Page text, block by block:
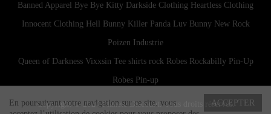
Banned Apparel Bye Bye Kitty Darkside Clothing Heartless Clothing
Innocent Clothing Hell Bunny Killer Panda Luv Bunny New Rock
Poizen Industrie
Queen of Darkness Vixxsin Tee shirts rock Robes Rockabilly Pin-Up
Robes Pin-up
Copyright © 2024Planete Discount . Tous droits réservés.ACCEPTER
En poursuivant votre navigation sur ce site, vous